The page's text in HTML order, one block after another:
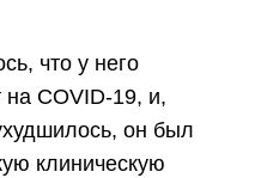
что у него
на COVID-19, и,
он был
клиническую